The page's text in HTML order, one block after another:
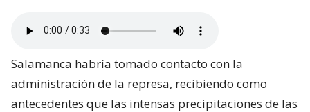
Salamanca habría tomado contacto con la
administración de la represa, recibiendo como
antecedentes que las intensas precipitaciones de las